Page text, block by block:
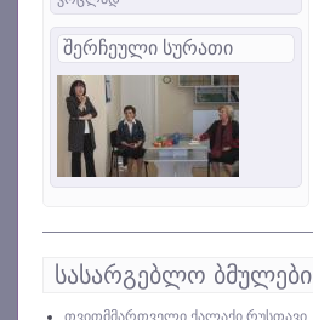
შერჩეული სურათი
სასარგებლო ბმულები
თვითმმართველი ქალაქი რუსთავი